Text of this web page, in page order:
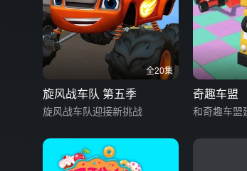
全20集
旋风战车队 第五季
旋风战车队迎接新挑战
奇趣车盟
和奇趣车盟